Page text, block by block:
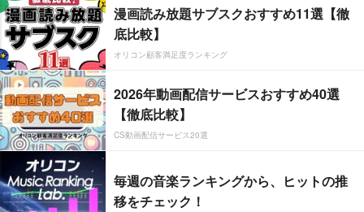
漫画読み放題サブスクおすすめ11選【徹
底比較】
オリコン顧客満足度ランキング
2026年動画配信サービスおすすめ40選
【徹底比較】
CS動画配信サービス20選
毎週の音楽ランキングから、ヒットの推
移をチェック！